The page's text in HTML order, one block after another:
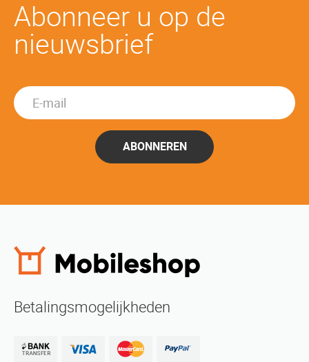
Abonneer u op de
nieuwsbrief
ABONNEREN
Betalingsmogelijkheden